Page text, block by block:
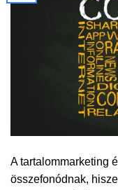
A tartalommarketing
összefonódnak,